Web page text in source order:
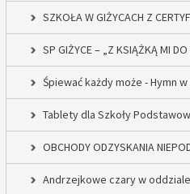
SZKOŁA W GIŻYCACH Z
SP GIŻYCE – „Z KSIĄŻKĄ MI DO
Śpiewać każdy może - Hymn
Tablety dla Szkoły
OBCHODY ODZYSKANIA
Andrzejkowe czary w